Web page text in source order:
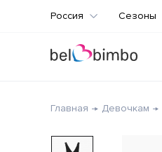
Россия Сезоны
Главная Девочкам